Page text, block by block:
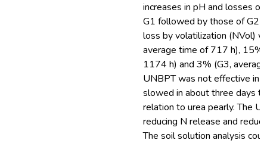
increases in pH and losses
G1 followed by those of G2
loss by volatilization (NVol)
average time of 717 h), 15%
1174 h) and 3% (G3,
UNBPT was not effective in
slowed in about three days
relation to urea pearly. The
reducing N release and
The soil solution analysis